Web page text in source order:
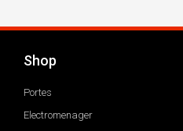
Shop
Portes
Electromenager